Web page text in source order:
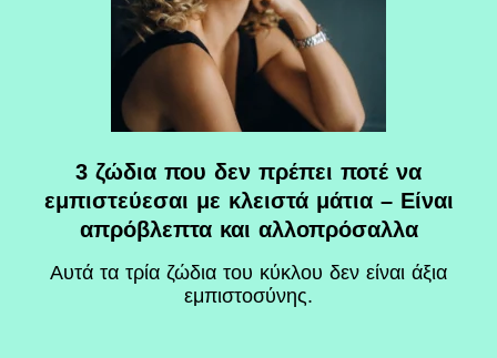
3 ζώδια που δεν πρέπει ποτέ να
εμπιστεύεσαι με κλειστά μάτια – Είναι
απρόβλεπτα και αλλοπρόσαλλα
Αυτά τα τρία ζώδια του κύκλου δεν είναι άξια
εμπιστοσύνης.